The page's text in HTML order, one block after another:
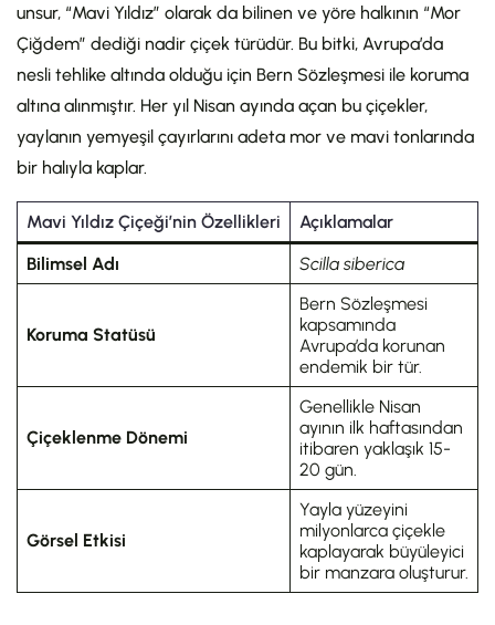
unsur, “Mavi Yıldız” olarak da bilinen ve yöre halkının “Mor
Çiğdem” dediği nadir çiçek türüdür. Bu bitki, Avrupa’da
nesli tehlike altında olduğu için Bern Sözleşmesi ile koruma
altına alınmıştır. Her yıl Nisan ayında açan bu çiçekler,
yaylanın yemyeşil çayırlarını adeta mor ve mavi tonlarında
bir halıyla kaplar.
Mavi Yıldız Çiçeği’nin Özellikleri
Açıklamalar
Bilimsel Adı
Scilla siberica
Koruma Statüsü
Bern Sözleşmesi
kapsamında
Avrupa’da korunan
endemik bir tür.
Çiçeklenme Dönemi
Genellikle Nisan
ayının ilk haftasından
itibaren yaklaşık 15-
20 gün.
Görsel Etkisi
Yayla yüzeyini
milyonlarca çiçekle
kaplayarak büyüleyici
bir manzara oluşturur.